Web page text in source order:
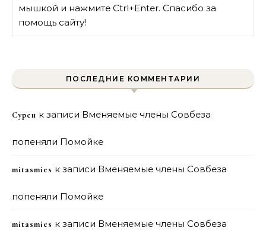
мышкой и нажмите Ctrl+Enter. Спасибо за
помощь сайту!
ПОСЛЕДНИЕ КОММЕНТАРИИ
Сурен к записи Вменяемые члены Совбеза
попеняли Помойке
mitasmies к записи Вменяемые члены Совбеза
попеняли Помойке
mitasmies к записи Вменяемые члены Совбеза